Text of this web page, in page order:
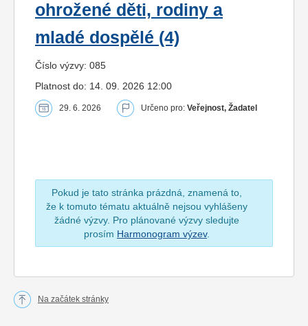
ohrožené děti, rodiny a
mladé dospělé (4)
Číslo výzvy: 085
Platnost do: 14. 09. 2026 12:00
29. 6. 2026 Určeno pro: Veřejnost, Žadatel
Pokud je tato stránka prázdná, znamená to,
že k tomuto tématu aktuálně nejsou vyhlášeny
žádné výzvy. Pro plánované výzvy sledujte
prosím Harmonogram výzev.
Na začátek stránky